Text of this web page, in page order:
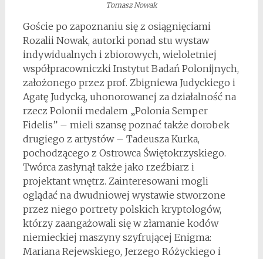
Tomasz Nowak
Goście po zapoznaniu się z osiągnięciami
Rozalii Nowak, autorki ponad stu wystaw
indywidualnych i zbiorowych, wieloletniej
współpracowniczki Instytut Badań Polonijnych,
założonego przez prof. Zbigniewa Judyckiego i
Agatę Judycką, uhonorowanej za działalność na
rzecz Polonii medalem „Polonia Semper
Fidelis” – mieli szansę poznać także dorobek
drugiego z artystów – Tadeusza Kurka,
pochodzącego z Ostrowca Świętokrzyskiego.
Twórca zasłynął także jako rzeźbiarz i
projektant wnętrz. Zainteresowani mogli
oglądać na dwudniowej wystawie stworzone
przez niego portrety polskich kryptologów,
którzy zaangażowali się w złamanie kodów
niemieckiej maszyny szyfrującej Enigma:
Mariana Rejewskiego, Jerzego Różyckiego i